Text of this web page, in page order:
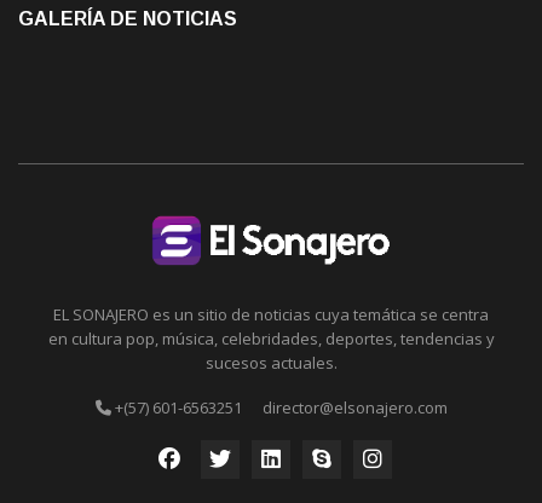
GALERÍA DE NOTICIAS
EL SONAJERO es un sitio de noticias cuya temática se centra
en cultura pop, música, celebridades, deportes, tendencias y
sucesos actuales.
+(57) 601-6563251 director@elsonajero.com